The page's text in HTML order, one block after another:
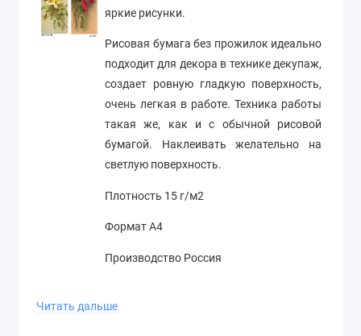
яркие рисунки.
Рисовая бумага без прожилок идеально
подходит для декора в технике декупаж,
создает ровную гладкую поверхность,
очень легкая в работе. Техника работы
такая же, как и с обычной рисовой
бумагой. Наклеивать желательно на
светлую поверхность.
Плотность 15 г/м2
Формат А4
Производство Россия
Читать дальше